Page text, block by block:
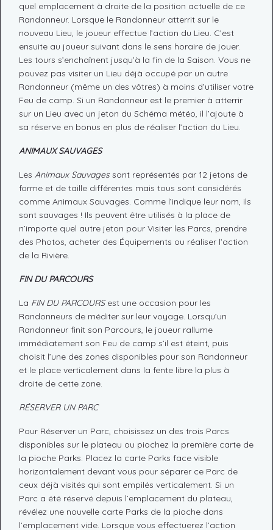
quel emplacement à droite de la position actuelle de ce
Randonneur. Lorsque le Randonneur atterrit sur le
nouveau Lieu, le joueur effectue l’action du Lieu. C’est
ensuite au joueur suivant dans le sens horaire de jouer.
Les tours s’enchaînent jusqu’à la fin de la Saison. Vous ne
pouvez pas visiter un Lieu déjà occupé par un autre
Randonneur (même un des vôtres) à moins d’utiliser votre
Feu de camp. Si un Randonneur est le premier à atterrir
sur un Lieu avec un jeton du Schéma météo, il l’ajoute à
sa réserve en bonus en plus de réaliser l’action du Lieu.
ANIMAUX SAUVAGES
Les Animaux Sauvagessont représentés par 12 jetons de
forme et de taille différentes mais tous sont considérés
comme Animaux Sauvages. Comme l’indique leur nom, ils
sont sauvages ! Ils peuvent être utilisés à la place de
n’importe quel autre jeton pour Visiter les Parcs, prendre
des Photos, acheter des Équipements ou réaliser l’action
de la Rivière.
FIN DU PARCOURS
La FIN DU PARCOURSest une occasion pour les
Randonneurs de méditer sur leur voyage. Lorsqu’un
Randonneur finit son Parcours, le joueur rallume
immédiatement son Feu de camp s’il est éteint, puis
choisit l’une des zones disponibles pour son Randonneur
et le place verticalement dans la fente libre la plus à
droite de cette zone.
RÉSERVER UN PARC
Pour Réserver un Parc, choisissez un des trois Parcs
disponibles sur le plateau ou piochez la première carte de
la pioche Parks. Placez la carte Parks face visible
horizontalement devant vous pour séparer ce Parc de
ceux déjà visités qui sont empilés verticalement. Si un
Parc a été réservé depuis l’emplacement du plateau,
révélez une nouvelle carte Parks de la pioche dans
l’emplacement vide. Lorsque vous effectuerez l’action